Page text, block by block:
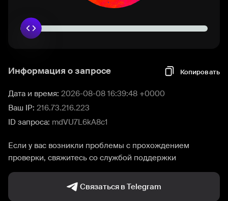
Информация о запросе Копировать
Дата и время: 2026-08-08 16:39:48 +0000
Ваш IP: 216.73.216.223
ID запроса: mdVU7L6kA8c1
Если у вас возникли проблемы с прохождением
проверки, свяжитесь со службой поддержки
Связаться в Telegram